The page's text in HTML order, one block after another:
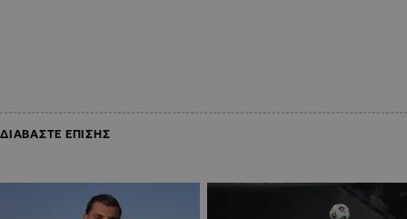
ΔΙΑΒΑΣΤΕ ΕΠΙΣΗΣ